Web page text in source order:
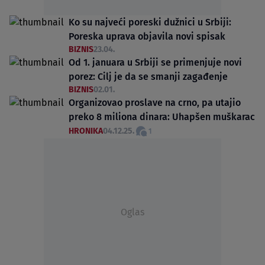
Ko su najveći poreski dužnici u Srbiji:
Poreska uprava objavila novi spisak
BIZNIS23.04.
Od 1. januara u Srbiji se primenjuje novi
porez: Cilj je da se smanji zagađenje
BIZNIS02.01.
Organizovao proslave na crno, pa utajio
preko 8 miliona dinara: Uhapšen muškarac
HRONIKA04.12.25. 1
Oglas